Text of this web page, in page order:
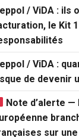
/ ViDA : ils
le Kit
/ ViDA :
de devenir
Note d’alerte —
sur